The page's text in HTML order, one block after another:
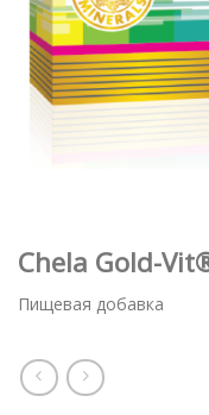
Chela Gold-
Пищевая добавка